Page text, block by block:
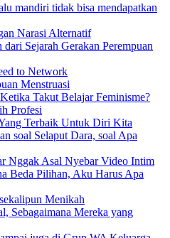
mandiri tidak bisa mendapatkan
Narasi Alternatif
Sejarah Gerakan Perempuan
to Network
Menstruasi
Takut Belajar Feminisme?
Profesi
Terbaik Untuk Diri Kita
soal Selaput Dara, soal Apa
Nggak Asal Nyebar Video Intim
Beda Pilihan, Aku Harus Apa
Menikah
Sebagaimana Mereka yang